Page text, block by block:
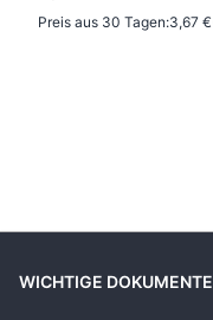
Preis aus 30 Tagen:3,67 €
WICHTIGE DOKUMENTE